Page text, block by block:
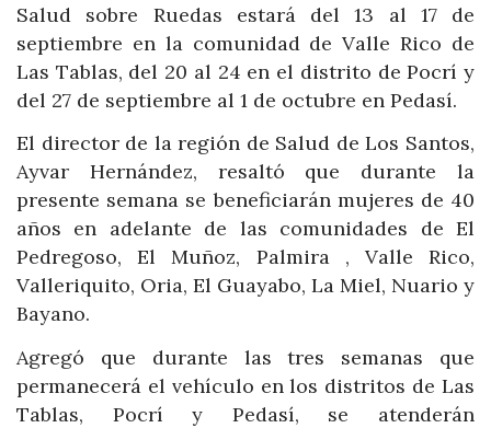
Salud sobre Ruedas estará del 13 al 17 de
septiembre en la comunidad de Valle Rico de
Las Tablas, del 20 al 24 en el distrito de Pocrí y
del 27 de septiembre al 1 de octubre en Pedasí.
El director de la región de Salud de Los Santos,
Ayvar Hernández, resaltó que durante la
presente semana se beneficiarán mujeres de 40
años en adelante de las comunidades de El
Pedregoso, El Muñoz, Palmira , Valle Rico,
Valleriquito, Oria, El Guayabo, La Miel, Nuario y
Bayano.
Agregó que durante las tres semanas que
permanecerá el vehículo en los distritos de Las
Tablas, Pocrí y Pedasí, se atenderán